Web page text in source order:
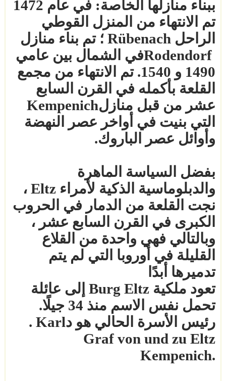
ببناء منازلها الخاصة: في عام 1472
تم الانتهاء من المنزل القوطي
الراحل Rübenach ؛ تم بناء منازل
Rodendorfفي الشمال بين عامي
1490 و 1540. تم الانتهاء من مجمع
القلعة بأكمله في القرن السابع
عشر من قبل منازلKempenich
التي بنيت في أواخر عصر النهضة
وأوائل عصر الباروك.
بفضل السياسة الماهرة
والدبلوماسية الذكية لأمراء Eltz ،
نجت القلعة من الدمار في الحروب
الكبرى في القرن السابع عشر ،
وبالتالي فهي واحدة من القلاع
القليلة في أوروبا التي لم يتم
تدميرها أبدًا
تعود ملكية Burg Eltz إلى عائلة
تحمل نفس الاسم منذ 34 جيلًا.
رئيس الأسرة الحالي هو د. Karl
Graf von und zu Eltz
Kempenich.